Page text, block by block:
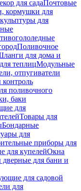
для садаПочтовые
кормушки для
для
Поливочное
для дома и
теплицМодульные
отпугиватели
контроль
поливочного
баки
для
Товары для
Бондарные
для
приборы для
для купелейОкна
дверные для бани и
для садовой
для